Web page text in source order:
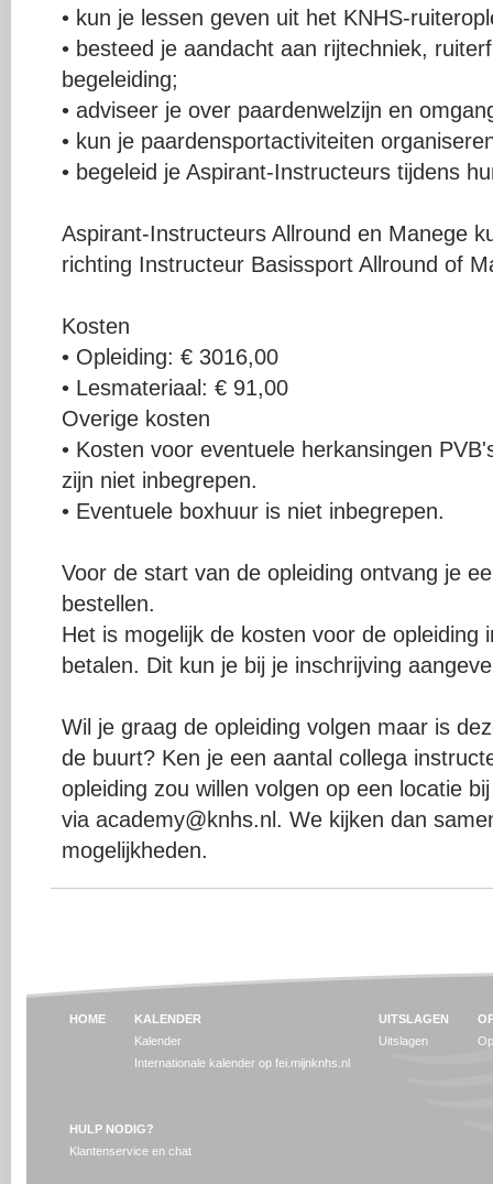
• kun je lessen geven uit het KNHS-
• besteed je aandacht aan rijtechniek,
begeleiding;
• adviseer je over paardenwelzijn en
• kun je paardensportactiviteiten
• begeleid je Aspirant-Instructeurs tijdens
Aspirant-Instructeurs Allround en Manege
richting Instructeur Basissport Allround of
Kosten
• Opleiding: € 3016,00
• Lesmateriaal: € 91,00
Overige kosten
• Kosten voor eventuele herkansingen
zijn niet inbegrepen.
• Eventuele boxhuur is niet inbegrepen.
Voor de start van de opleiding ontvang je
bestellen.
Het is mogelijk de kosten voor de opleiding
betalen. Dit kun je bij je inschrijving
Wil je graag de opleiding volgen maar is
de buurt? Ken je een aantal collega
opleiding zou willen volgen op een locatie
via academy@knhs.nl. We kijken dan
mogelijkheden.
HOME
KALENDER
Kalender
Internationale kalender op fei.mijnknhs.nl
UITSLAGEN
Uitslagen
HULP NODIG?
Klantenservice en chat